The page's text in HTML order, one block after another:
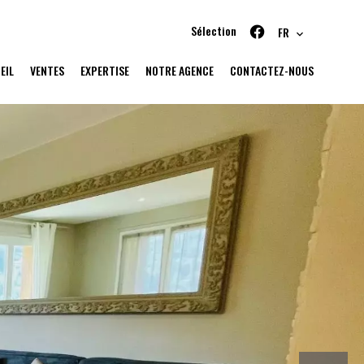
Sélection FR
VENTES EXPERTISE NOTRE AGENCE CONTACTEZ-NOUS